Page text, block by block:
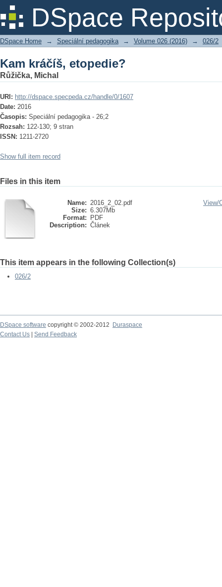
DSpace
Kam kráčíš, etopedie?
DSpace Home → Speciální pedagogika → Volume 026 (2016) → 026/2
Kam kráčíš, etopedie?
Růžička, Michal
URI: http://dspace.specpeda.cz/handle/0/1607
Date: 2016
Časopis: Speciální pedagogika - 26;2
Rozsah: 122-130; 9 stran
ISSN: 1211-2720
Show full item record
Files in this item
Name: 2016_2_02.pdf
Size: 6.307Mb
Format:
PDF
Description: Článek
View/
This item appears in the following Collection(s)
026/2
DSpace software copyright © 2002-2012
Duraspace
Contact Us
Send Feedback